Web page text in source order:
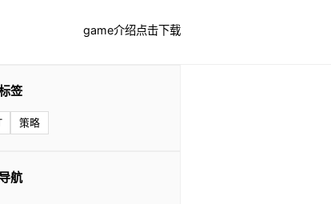
game介绍点击下载
签
策略
航